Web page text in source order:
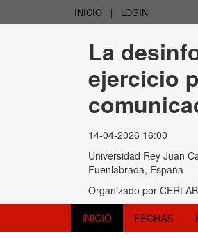
INICIO | LOGIN
La
ejercicio
14-04-2026 16:00
Universidad Rey Juan
Fuenlabrada, España
Organizado por CERLAB
INICIO
FECHAS